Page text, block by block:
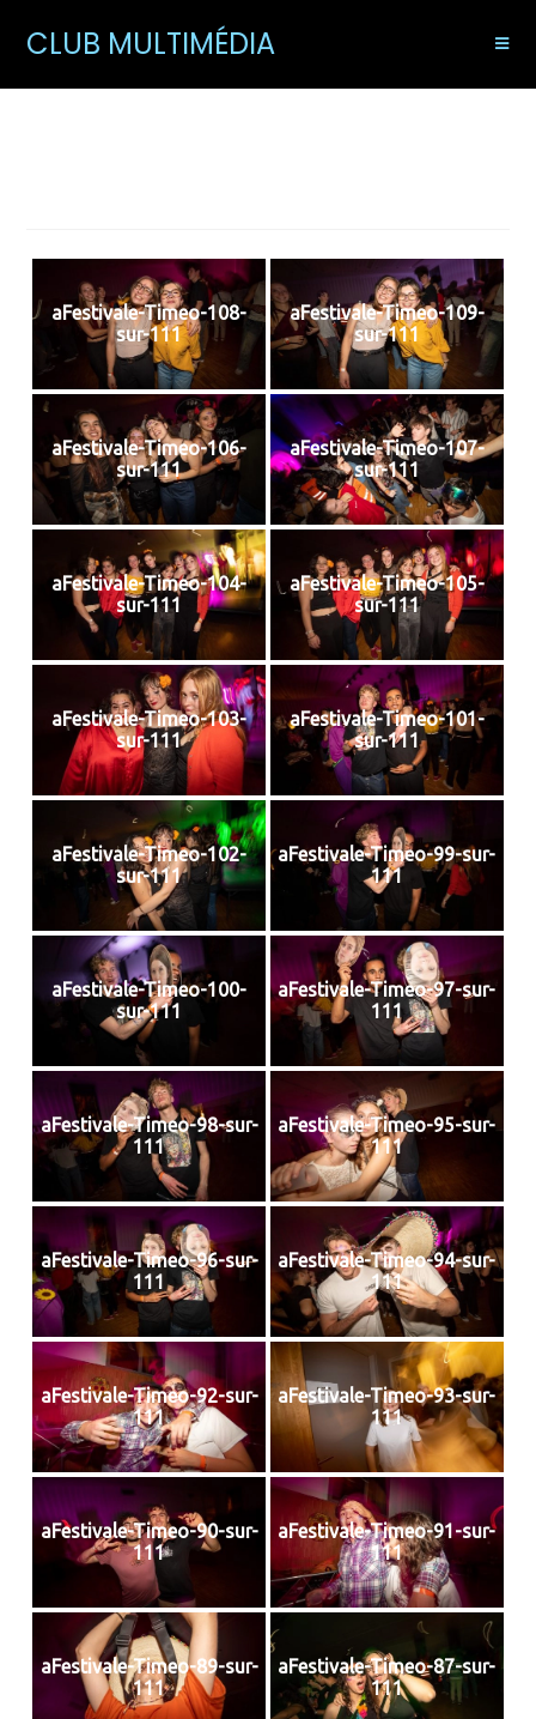
CLUB MULTIMÉDIA
aFestivale-Timeo-108-
sur-111
aFestivale-Timeo-109-
sur-111
aFestivale-Timeo-106-
sur-111
aFestivale-Timeo-107-
sur-111
aFestivale-Timeo-104-
sur-111
aFestivale-Timeo-105-
sur-111
aFestivale-Timeo-103-
sur-111
aFestivale-Timeo-101-
sur-111
aFestivale-Timeo-102-
sur-111
aFestivale-Timeo-99-sur-
111
aFestivale-Timeo-100-
sur-111
aFestivale-Timeo-97-sur-
111
aFestivale-Timeo-98-sur-
111
aFestivale-Timeo-95-sur-
111
aFestivale-Timeo-96-sur-
111
aFestivale-Timeo-94-sur-
111
aFestivale-Timeo-92-sur-
111
aFestivale-Timeo-93-sur-
111
aFestivale-Timeo-90-sur-
111
aFestivale-Timeo-91-sur-
111
aFestivale-Timeo-89-sur-
111
aFestivale-Timeo-87-sur-
111